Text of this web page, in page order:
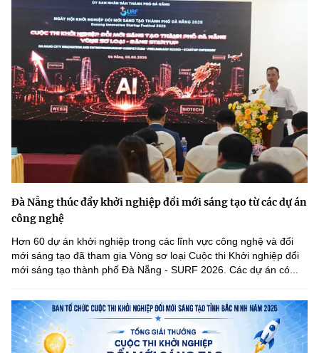
Đà Nẵng thúc đẩy khởi nghiệp đổi mới sáng tạo từ các dự án
công nghệ
Hơn 60 dự án khởi nghiệp trong các lĩnh vực công nghệ và đổi
mới sáng tạo đã tham gia Vòng sơ loại Cuộc thi Khởi nghiệp đổi
mới sáng tạo thành phố Đà Nẵng - SURF 2026. Các dự án có...